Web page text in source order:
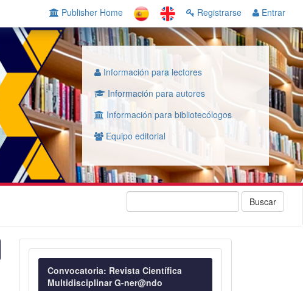
Publisher Home Registrarse Entrar
Información para lectores
Información para autores
Información para bibliotecólogos
Equipo editorial
Buscar
Convocatoria
Convocatoria: Revista Científica
Multidisciplinar G-ner@ndo